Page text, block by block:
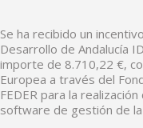
Se ha recibido un
Desarrollo de Andalucía
importe de 8.710,22 €,
Europea a través del
FEDER para la
software de gestión de la